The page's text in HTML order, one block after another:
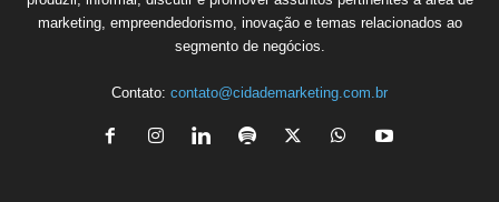
marketing, empreendedorismo, inovação e temas relacionados ao
segmento de negócios.
Contato: contato@cidademarketing.com.br